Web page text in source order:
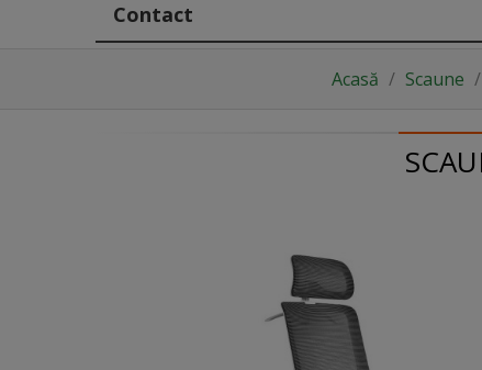
Contact
Acasă / Scaune /